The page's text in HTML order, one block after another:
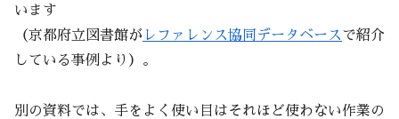
います
（京都府立図書館が レファレンス協同データベースで紹介
している事例より）。
別の資料では、手をよく使い目はそれほど使わない作業の